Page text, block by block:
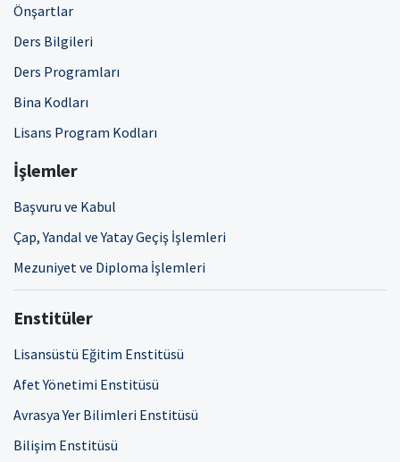
Önşartlar
Ders Bilgileri
Ders Programları
Bina Kodları
Lisans Program Kodları
İşlemler
Başvuru ve Kabul
Çap, Yandal ve Yatay Geçiş İşlemleri
Mezuniyet ve Diploma İşlemleri
Enstitüler
Lisansüstü Eğitim Enstitüsü
Afet Yönetimi Enstitüsü
Avrasya Yer Bilimleri Enstitüsü
Bilişim Enstitüsü